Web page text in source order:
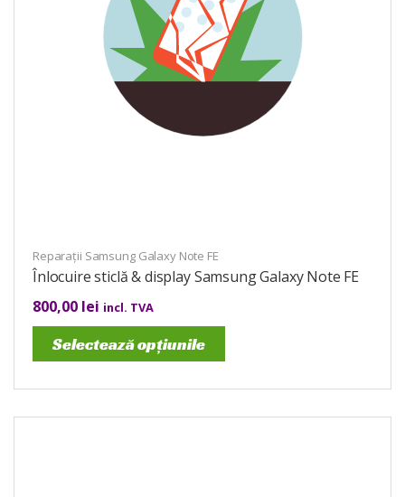
Reparații Samsung Galaxy Note FE
Înlocuire sticlă & display Samsung Galaxy Note FE
800,00 lei incl. TVA
Selectează opțiunile